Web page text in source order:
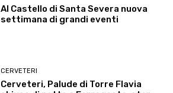
Al Castello di Santa Severa nuova
settimana di grandi eventi
CERVETERI
Cerveteri, Palude di Torre Flavia